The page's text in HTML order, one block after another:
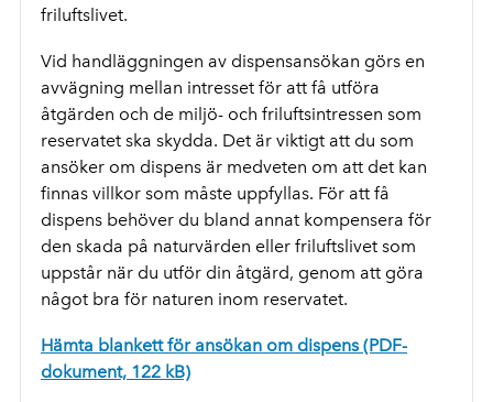
friluftslivet.
Vid handläggningen av dispensansökan görs en
avvägning mellan intresset för att få utföra
åtgärden och de miljö- och friluftsintressen som
reservatet ska skydda. Det är viktigt att du som
ansöker om dispens är medveten om att det kan
finnas villkor som måste uppfyllas. För att få
dispens behöver du bland annat kompensera för
den skada på naturvärden eller friluftslivet som
uppstår när du utför din åtgärd, genom att göra
något bra för naturen inom reservatet.
Hämta blankett för ansökan om dispens (PDF-
dokument, 122 kB)